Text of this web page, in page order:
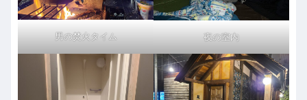
男の焚火タイム 夜の室内